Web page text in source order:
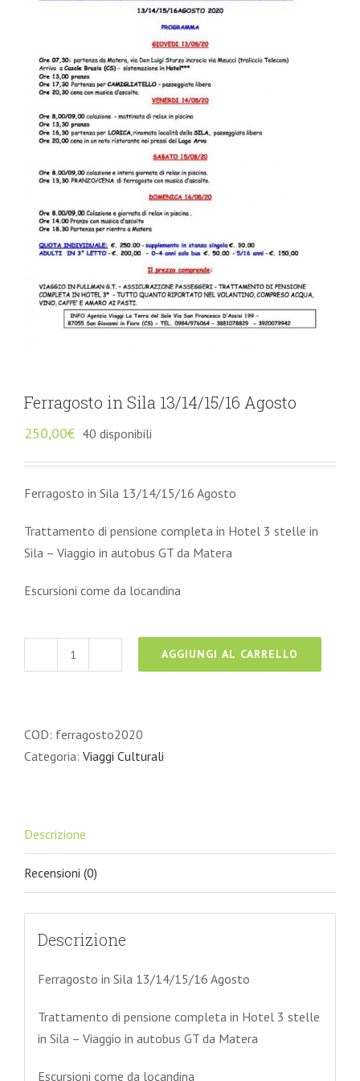
Ferragosto in Sila 13/14/15/16 Agosto
250,00€ 40 disponibili
Ferragosto in Sila 13/14/15/16 Agosto
Trattamento di pensione completa in Hotel 3 stelle in
Sila – Viaggio in autobus GT da Matera
Escursioni come da locandina
Ferragosto
13/14/15/16
Agosto
AGGIUNGI AL CARRELLO
COD: ferragosto2020
Categoria: Viaggi Culturali
Descrizione
Recensioni (0)
Descrizione
Ferragosto in Sila 13/14/15/16 Agosto
Trattamento di pensione completa in Hotel 3 stelle
in Sila – Viaggio in autobus GT da Matera
Escursioni come da locandina